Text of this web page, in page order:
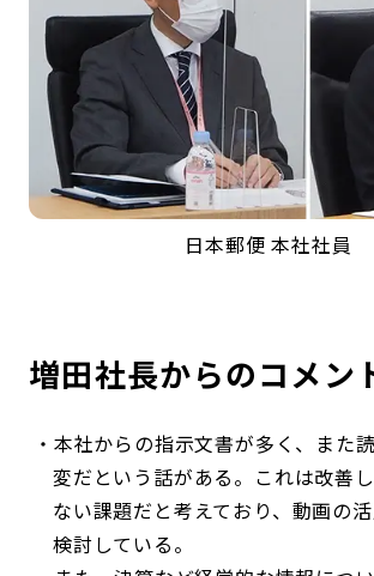
日本郵便 本社社員
増田社長からのコメン
本社からの指示文書が多く、また
変だという話がある。これは改善
ない課題だと考えており、動画の
検討している。